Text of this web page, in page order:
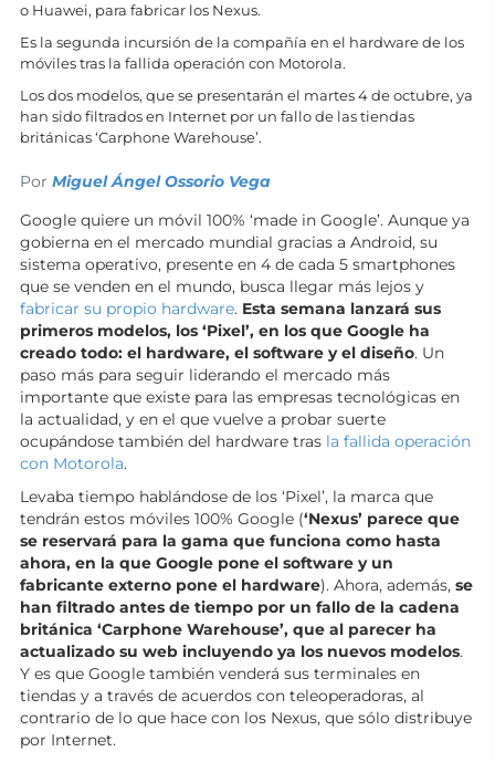
o Huawei, para fabricar los Nexus.
Es la segunda incursión de la compañía en el hardware de los
móviles tras la fallida operación con Motorola.
Los dos modelos, que se presentarán el martes 4 de octubre, ya
han sido filtrados en Internet por un fallo de las tiendas
británicas ‘Carphone Warehouse’.
Por Miguel Ángel Ossorio Vega
Google quiere un móvil 100% ‘made in Google’. Aunque ya
gobierna en el mercado mundial gracias a Android, su
sistema operativo, presente en 4 de cada 5 smartphones
que se venden en el mundo, busca llegar más lejos y
fabricar su propio hardware. Esta semana lanzará sus
primeros modelos, los ‘Pixel’, en los que Google ha
creado todo: el hardware, el software y el diseño. Un
paso más para seguir liderando el mercado más
importante que existe para las empresas tecnológicas en
la actualidad, y en el que vuelve a probar suerte
ocupándose también del hardware tras la fallida operación
con Motorola.
Levaba tiempo hablándose de los ‘Pixel’, la marca que
tendrán estos móviles 100% Google (‘Nexus’ parece que
se reservará para la gama que funciona como hasta
ahora, en la que Google pone el software y un
fabricante externo pone el hardware). Ahora, además, se
han filtrado antes de tiempo por un fallo de la cadena
británica ‘Carphone Warehouse’, que al parecer ha
actualizado su web incluyendo ya los nuevos modelos.
Y es que Google también venderá sus terminales en
tiendas y a través de acuerdos con teleoperadoras, al
contrario de lo que hace con los Nexus, que sólo distribuye
por Internet.